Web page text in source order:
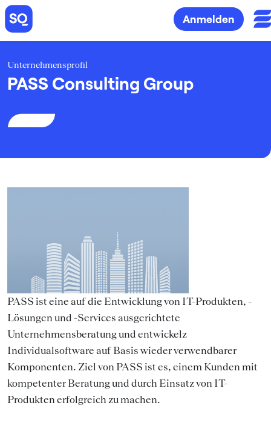
Anmelden
Unternehmensprofil
PASS Consulting Group
PASS ist eine auf die Entwicklung von IT-Produkten, -
Lösungen und -Services ausgerichtete
Unternehmensberatung und entwickelz
Individualsoftware auf Basis wieder verwendbarer
Komponenten. Ziel von PASS ist es, einem Kunden mit
kompetenter Beratung und durch Einsatz von IT-
Produkten erfolgreich zu machen.